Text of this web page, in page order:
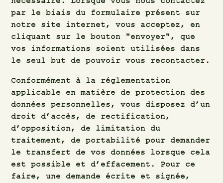
par le biais du formulaire présent sur
notre site internet, vous acceptez, en
cliquant sur le bouton "envoyer", que
vos informations soient utilisées dans
le seul but de pouvoir vous recontacter.
Conformément à la réglementation
applicable en matière de protection des
données personnelles, vous disposez d’un
droit d’accès, de rectification,
d’opposition, de limitation du
traitement, de portabilité pour demander
le transfert de vos données lorsque cela
est possible et d’effacement. Pour ce
faire, une demande écrite et signée,